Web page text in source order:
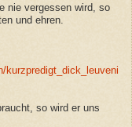
nie vergessen wird, so
und ehren.
kurzpredigt_dick_leuveni
so wird er uns